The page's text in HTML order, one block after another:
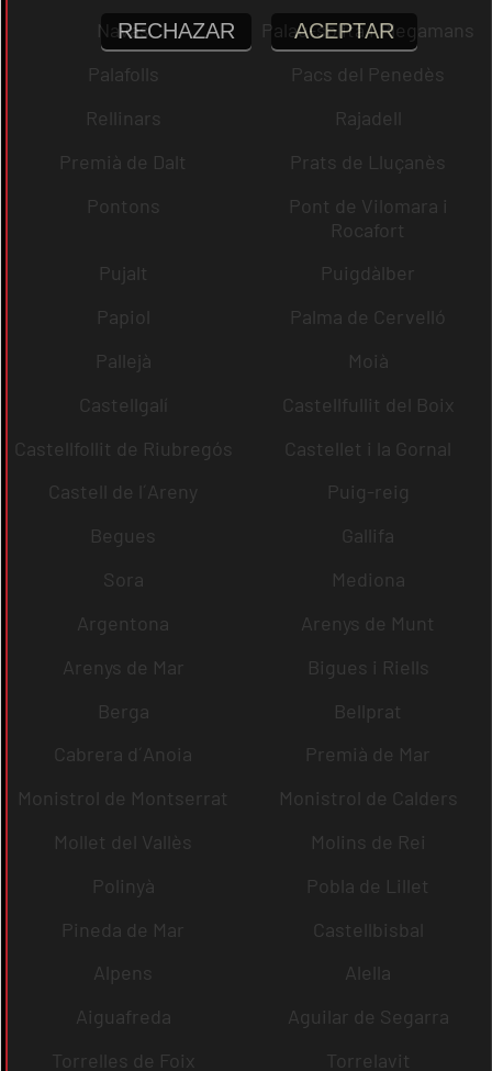
Navas
Palau-solità i Plegamans
Palafolls
Pacs del Penedès
Rellinars
Rajadell
Premià de Dalt
Prats de Lluçanès
Pontons
Pont de Vilomara i
Rocafort
Pujalt
Puigdàlber
Papiol
Palma de Cervelló
Pallejà
Moià
Castellgalí
Castellfullit del Boix
Castellfollit de Riubregós
Castellet i la Gornal
Castell de l´Areny
Puig-reig
Begues
Gallifa
Sora
Mediona
Argentona
Arenys de Munt
Arenys de Mar
Bigues i Riells
Berga
Bellprat
Cabrera d´Anoia
Premià de Mar
Monistrol de Montserrat
Monistrol de Calders
Mollet del Vallès
Molins de Rei
Polinyà
Pobla de Lillet
Pineda de Mar
Castellbisbal
Alpens
Alella
Aiguafreda
Aguilar de Segarra
Torrelles de Foix
Torrelavit
RECHAZAR ACEPTAR